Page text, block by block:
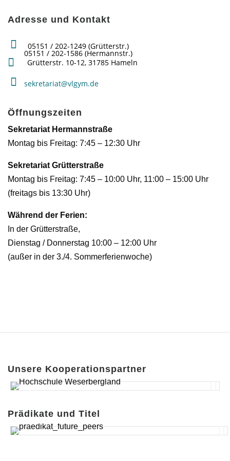
Adresse und Kontakt
05151 / 202-1249 (Grütterstr.)
05151 / 202-1586 (Hermannstr.)
Grütterstr. 10-12, 31785 Hameln
sekretariat@vlgym.de
Öffnungszeiten
Sekretariat Hermannstraße
Montag bis Freitag: 7:45 – 12:30 Uhr
Sekretariat Grütterstraße
Montag bis Freitag: 7:45 – 10:00 Uhr, 11:00 – 15:00 Uhr
(freitags bis 13:30 Uhr)
Während der Ferien:
In der Grütterstraße,
Dienstag / Donnerstag 10:00 – 12:00 Uhr
(außer in der 3./4. Sommerferienwoche)
Unsere Kooperationspartner
Prädikate und Titel